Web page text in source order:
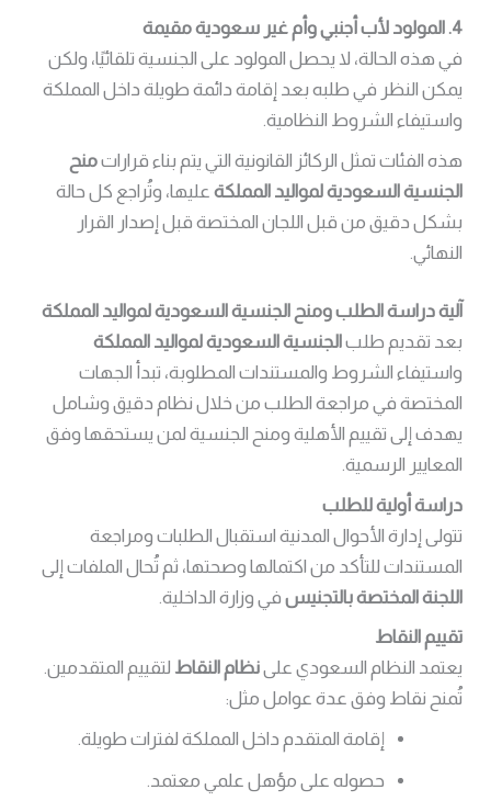
4. المولود لأب أجنبي وأم غير سعودية مقيمة
في هذه الحالة، لا يحصل المولود على الجنسية تلقائيًا، ولكن
يمكن النظر في طلبه بعد إقامة دائمة طويلة داخل المملكة
واستيفاء الشروط النظامية.
هذه الفئات تمثل الركائز القانونية التي يتم بناء قراراتمنح
الجنسية السعودية لمواليد المملكة عليها، وتُراجع كل حالة
بشكل دقيق من قبل اللجان المختصة قبل إصدار القرار
النهائي.
آلية دراسة الطلب ومنح الجنسية السعودية لمواليد المملكة
بعد تقديم طلبالجنسية السعودية لمواليد المملكة
واستيفاء الشروط والمستندات المطلوبة، تبدأ الجهات
المختصة في مراجعة الطلب من خلال نظام دقيق وشامل
يهدف إلى تقييم الأهلية ومنح الجنسية لمن يستحقها وفق
المعايير الرسمية.
دراسة أولية للطلب
تتولى إدارة الأحوال المدنية استقبال الطلبات ومراجعة
المستندات للتأكد من اكتمالها وصحتها، ثم تُحال الملفات إلى
اللجنة المختصة بالتجنيس في وزارة الداخلية.
تقييم النقاط
يعتمد النظام السعودي علىنظام النقاط لتقييم المتقدمين.
تُمنح نقاط وفق عدة عوامل مثل:
إقامة المتقدم داخل المملكة لفترات طويلة.
حصوله على مؤهل علمي معتمد.